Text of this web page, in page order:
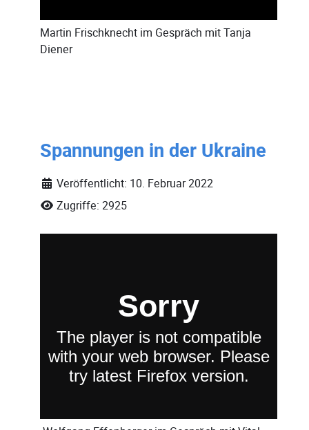
Martin Frischknecht im Gespräch mitTanja
Diener
Spannungen in der Ukraine
Veröffentlicht: 10. Februar 2022
Zugriffe: 2925